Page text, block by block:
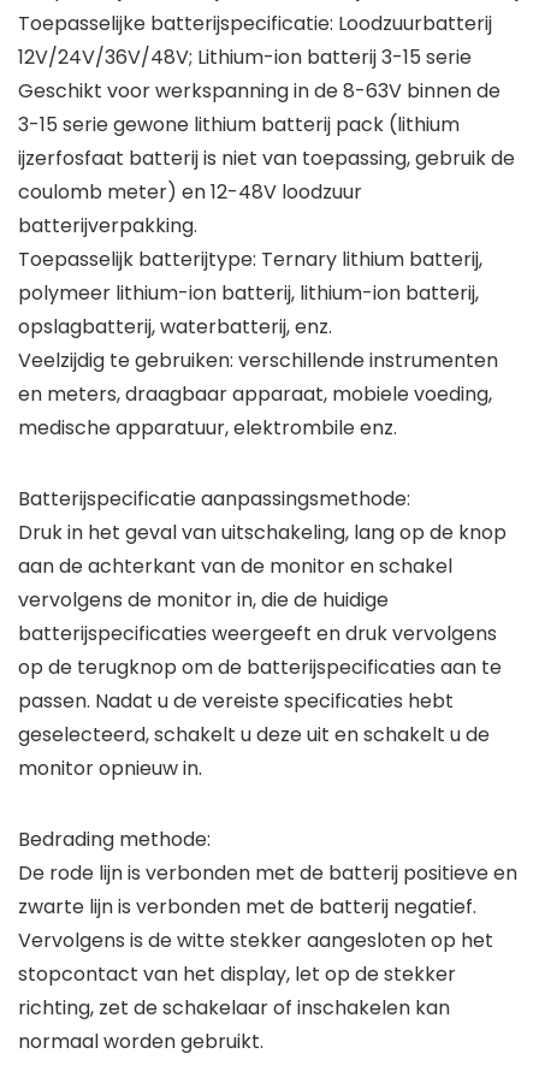
Toepasselijke batterijspecificatie: Loodzuurbatterij
12V/24V/36V/48V; Lithium-ion batterij 3-15 serie
Geschikt voor werkspanning in de 8-63V binnen de
3-15 serie gewone lithium batterij pack (lithium
ijzerfosfaat batterij is niet van toepassing, gebruik de
coulomb meter) en 12-48V loodzuur
batterijverpakking.
Toepasselijk batterijtype: Ternary lithium batterij,
polymeer lithium-ion batterij, lithium-ion batterij,
opslagbatterij, waterbatterij, enz.
Veelzijdig te gebruiken: verschillende instrumenten
en meters, draagbaar apparaat, mobiele voeding,
medische apparatuur, elektrombile enz.
Batterijspecificatie aanpassingsmethode:
Druk in het geval van uitschakeling, lang op de knop
aan de achterkant van de monitor en schakel
vervolgens de monitor in, die de huidige
batterijspecificaties weergeeft en druk vervolgens
op de terugknop om de batterijspecificaties aan te
passen. Nadat u de vereiste specificaties hebt
geselecteerd, schakelt u deze uit en schakelt u de
monitor opnieuw in.
Bedrading methode:
De rode lijn is verbonden met de batterij positieve en
zwarte lijn is verbonden met de batterij negatief.
Vervolgens is de witte stekker aangesloten op het
stopcontact van het display, let op de stekker
richting, zet de schakelaar of inschakelen kan
normaal worden gebruikt.